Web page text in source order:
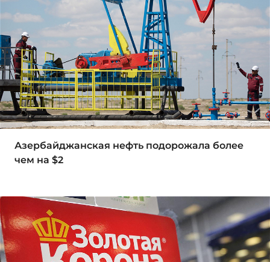
Азербайджанская нефть подорожала более
чем на $2